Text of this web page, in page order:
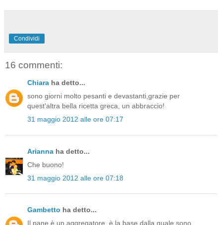
Condividi
16 commenti:
Chiara ha detto...
sono giorni molto pesanti e devastanti,grazie per
quest'altra bella ricetta greca, un abbraccio!
31 maggio 2012 alle ore 07:17
Arianna ha detto...
Che buono!
31 maggio 2012 alle ore 07:18
Gambetto ha detto...
Il pane è un aggregatore, è la base dalla quale sono